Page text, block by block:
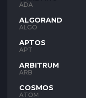
ADA
ALGORAND
ALGO
APTOS
APT
ARBITRUM
ARB
COSMOS
ATOM